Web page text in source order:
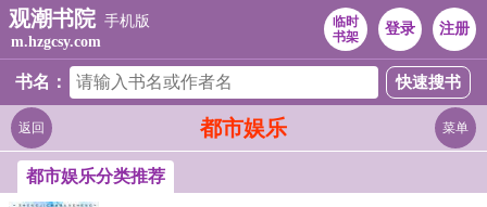
观潮书院 手机版
m.hzgcsy.com
临时
书架
登录 注册
书名：
都市娱乐
返回 菜单
都市娱乐分类推荐